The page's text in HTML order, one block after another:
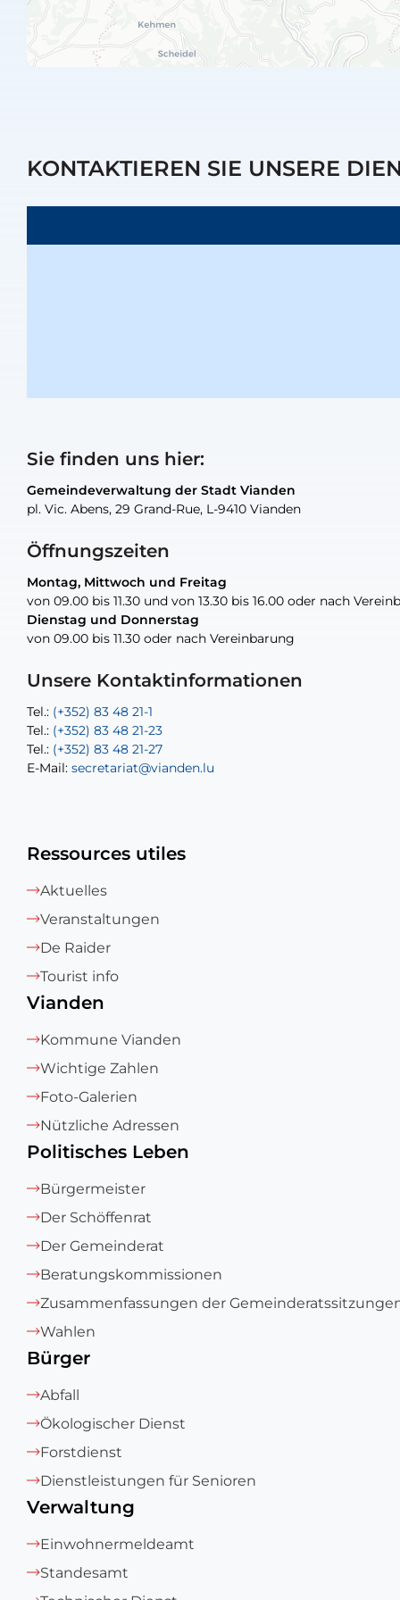
KONTAKTIEREN SIE UNSERE
Sie finden uns hier:
Gemeindeverwaltung der Stadt Vianden
pl. Vic. Abens, 29 Grand-Rue, L-9410 Vianden
Öffnungszeiten
Montag, Mittwoch und Freitag
von 09.00 bis 11.30 und von 13.30 bis 16.00 oder nach
Dienstag und Donnerstag
von 09.00 bis 11.30 oder nach Vereinbarung
Unsere Kontaktinformationen
Tel.: (+352) 83 48 21-1
Tel.: (+352) 83 48 21-23
Tel.: (+352) 83 48 21-27
E-Mail: secretariat@vianden.lu
Gemeindeverwaltung der Stadt Vianden
pl. Vic. Abens, 29 Grand-Rue, L-9410 Vianden
Montag, Mittwoch und Freitag
von 09.00 bis 11.30 und von 13.30 bis 16.00 oder nach
Dienstag und Donnerstag
von 09.00 bis 11.30 oder nach Vereinbarung
Tel.: (+352) 83 48 21-20
Tel.: (+352) 83 48 21-22
E-Mail:sofia.carvalho@vianden.lu
E-Mail: diane.storn@vianden.lu
Gemeindeverwaltung der Stadt Vianden
pl. Vic. Abens, 29 Grand-Rue, L-9410 Vianden
nur nach Vereinbarung
E-Mail:recette@vianden.lu
Gemeindeverwaltung der Stadt Vianden
pl. Vic. Abens, 29 Grand-Rue, L-9410 Vianden
nur nach Vereinbarung
Tel.: (+352)83 48 21-31
E-Mail:
Gemeindewerkstatt der Stadt Vianden
30, rue Neugarten, L-9422 Vianden
nur nach Vereinbarung
Tel.: Permanence (Fuite d’eau) : 83 48 21 61
E-Mail:
Ressources utiles
Aktuelles
Veranstaltungen
De Raider
Tourist info
Vianden
Kommune Vianden
Wichtige Zahlen
Foto-Galerien
Nützliche Adressen
Politisches Leben
Bürgermeister
Der Schöffenrat
Der Gemeinderat
Beratungskommissionen
Zusammenfassungen der
Wahlen
Bürger
Abfall
Ökologischer Dienst
Forstdienst
Dienstleistungen für Senioren
Verwaltung
Einwohnermeldeamt
Standesamt